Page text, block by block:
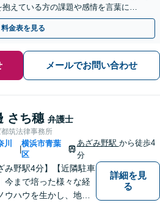
えている方の課題や感情を言葉にす
可】【休日・夜間相談可】
料金表を見る
メールでお問い合わせ
さち穗 弁護士
都筑法律事務所
川
横浜市青葉
区
あざみ野駅 から徒歩4
分
み野駅4分】【近隣駐車
今まで培った様々な経
ウハウを生かし、地域
詳細を見
る